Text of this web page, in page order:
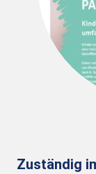
Zuständig